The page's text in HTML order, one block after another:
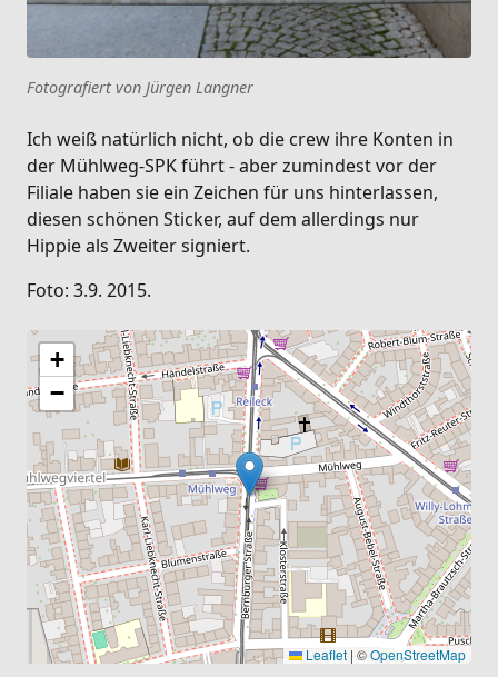
Fotografiert von Jürgen Langner
Ich weiß natürlich nicht, ob die crew ihre Konten in
der Mühlweg-SPK führt - aber zumindest vor der
Filiale haben sie ein Zeichen für uns hinterlassen,
diesen schönen Sticker, auf dem allerdings nur
Hippie als Zweiter signiert.
Foto: 3.9. 2015.
+
−
Leaflet | ©OpenStreetMap